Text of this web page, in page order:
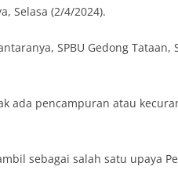
Selasa (2/4/2024).
SPBU Gedong Tataan,
ada pencampuran atau
sebagai salah satu upaya